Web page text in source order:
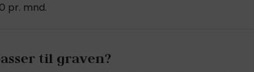
pr. mnd.
til graven?